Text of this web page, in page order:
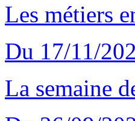
Les métiers
Du 17/11/
La semaine